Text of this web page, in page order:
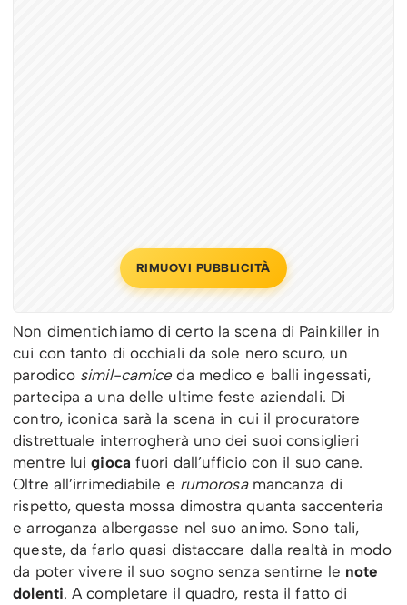
RIMUOVI PUBBLICITÀ
Non dimentichiamo di certo la scena di Painkiller in
cui con tanto di occhiali da sole nero scuro, un
parodico simil-camice da medico e balli ingessati,
partecipa a una delle ultime feste aziendali. Di
contro, iconica sarà la scena in cui il procuratore
distrettuale interrogherà uno dei suoi consiglieri
mentre luigioca fuori dall’ufficio con il suo cane.
Oltre all’irrimediabile e rumorosamancanza di
rispetto, questa mossa dimostra quanta saccenteria
e arroganza albergasse nel suo animo. Sono tali,
queste, da farlo quasi distaccare dalla realtà in modo
da poter vivere il suo sogno senza sentirne le note
dolenti. A completare il quadro, resta il fatto di